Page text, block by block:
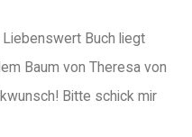
Liebenswert Buch liegt
Baum von Theresa von
Bitte schick mir